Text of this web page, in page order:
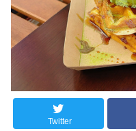
Twitter